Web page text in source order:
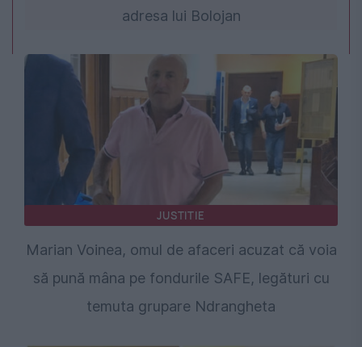
adresa lui Bolojan
JUSTITIE
Marian Voinea, omul de afaceri acuzat că voia
să pună mâna pe fondurile SAFE, legături cu
temuta grupare Ndrangheta